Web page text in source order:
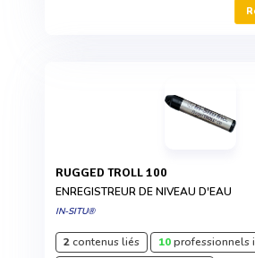
RUGGED TROLL 100
ENREGISTREUR DE NIVEAU D'EAU
IN-SITU®
2contenus liés 10professionnels